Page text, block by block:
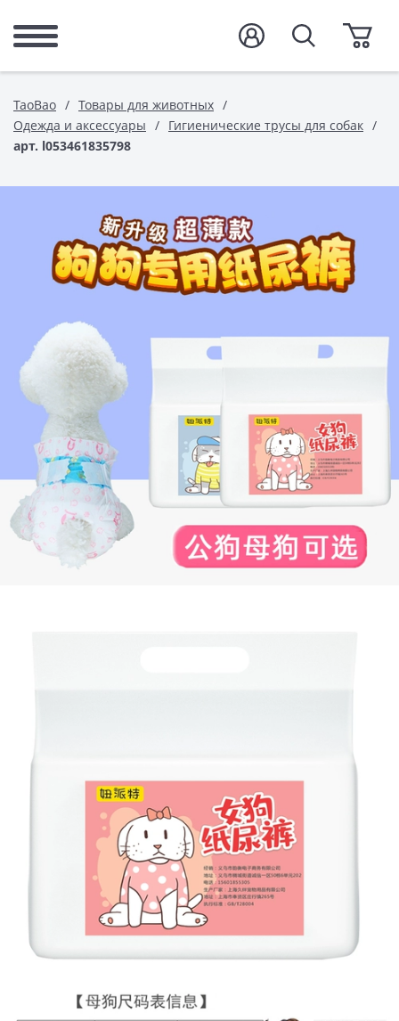
TaoBao
Товары для животных
Одежда и аксессуары
Гигиенические трусы для собак
арт. l053461835798